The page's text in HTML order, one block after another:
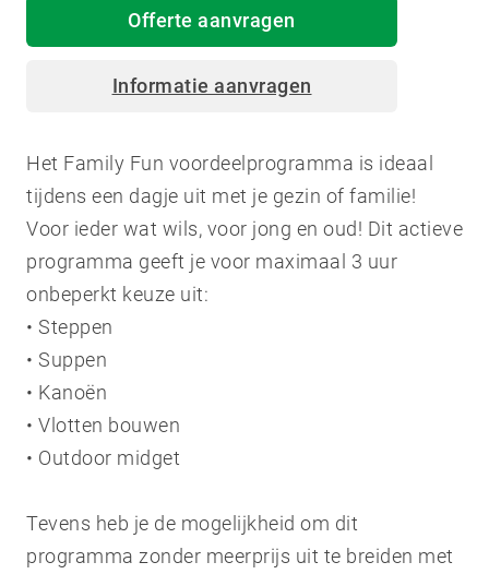
Offerte aanvragen
Informatie aanvragen
Het Family Fun voordeelprogramma is ideaal
tijdens een dagje uit met je gezin of familie!
Voor ieder wat wils, voor jong en oud! Dit actieve
programma geeft je voor maximaal 3 uur
onbeperkt keuze uit:
• Steppen
• Suppen
• Kanoën
• Vlotten bouwen
• Outdoor midget
Tevens heb je de mogelijkheid om dit
programma zonder meerprijs uit te breiden met